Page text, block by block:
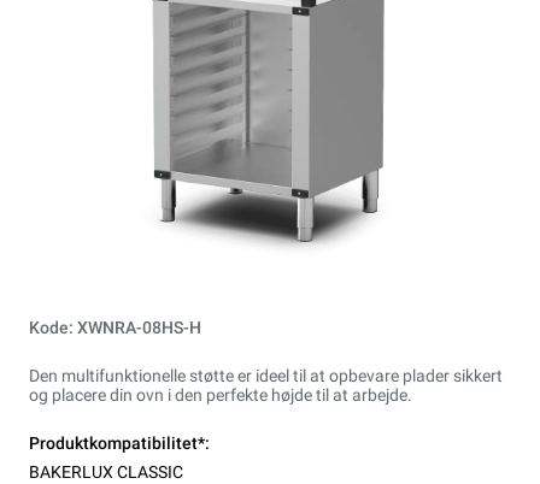
Kode: XWNRA-08HS-H
Den multifunktionelle støtte er ideel til at opbevare plader sikkert
og placere din ovn i den perfekte højde til at arbejde.
Produktkompatibilitet*:
BAKERLUX CLASSIC